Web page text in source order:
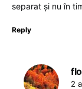
separat și nu în
Reply
2